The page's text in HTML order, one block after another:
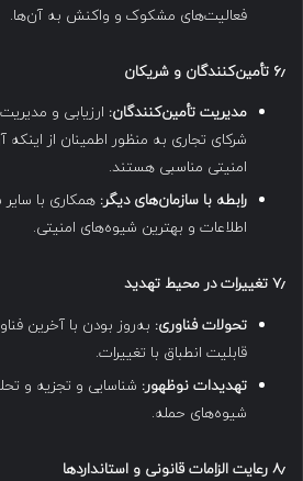
فعالیت‌های مشکوک و واکنش به آن‌ها.
۶٫ تأمین‌کنندگان و شریکان
مدیریت تأمین‌کنندگان: ارزیابی و
شرکای تجاری به منظور اطمینان از
امنیتی مناسبی هستند.
رابطه با سازمان‌های دیگر: همکاری با سایر
اطلاعات و بهترین شیوه‌های امنیتی.
۷٫ تغییرات در محیط تهدید
تحولات فناوری: به‌روز بودن با آخرین
قابلیت انطباق با تغییرات.
تهدیدات نوظهور: شناسایی و تجزیه و
شیوه‌های حمله.
۸٫ رعایت الزامات قانونی و استانداردها